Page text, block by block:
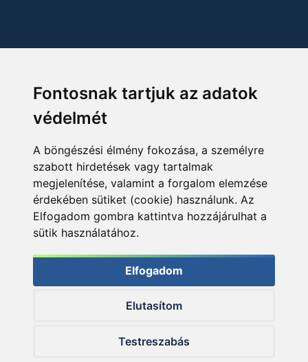
Fontosnak tartjuk az adatok
védelmét
A böngészési élmény fokozása, a személyre
szabott hirdetések vagy tartalmak
megjelenítése, valamint a forgalom elemzése
érdekében sütiket (cookie) használunk. Az
Elfogadom gombra kattintva hozzájárulhat a
sütik használatához.
Elfogadom
Elutasítom
Testreszabás